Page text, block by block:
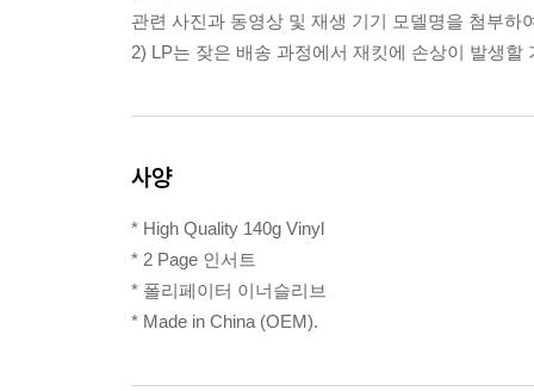
관련 사진과 동영상 및 재생 기기 모델명을 첨부하
2) LP는 잦은 배송 과정에서 재킷에 손상이 발생
사양
* High Quality 140g Vinyl
* 2 Page 인서트
* 폴리페이터 이너슬리브
* Made in China (OEM).